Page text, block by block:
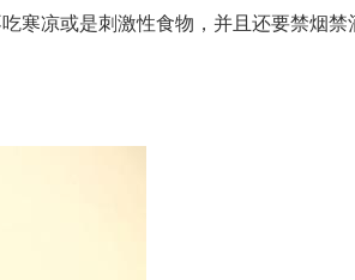
寒凉或是刺激性食物，并且还要禁烟禁